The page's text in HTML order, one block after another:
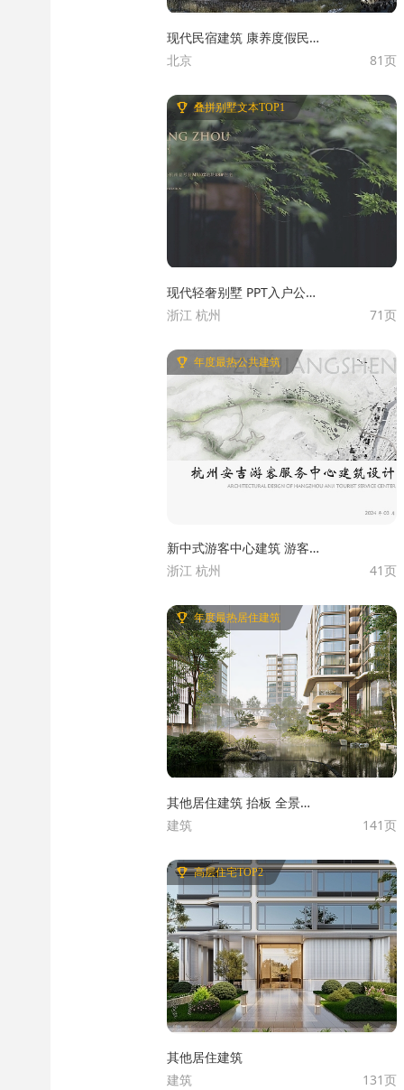
现代民宿建筑 康养度假民宿
酒店 艺术民宿建筑 乡村民
宿建筑 山地度假名宿酒店
阿那亚民宿酒店
北京 81页
叠拼别墅文本TOP1
现代轻奢别墅 PPT入户公区
别墅豪宅概念方案 杭州壹号
院豪宅 豪宅项目规划方案
浙江 杭州 71页
年度最热公共建筑
新中式游客中心建筑 游客中
心设计 文旅中心
浙江 杭州 41页
年度最热居住建筑
其他居住建筑 抬板 全景舱
示范区 下沉会所 超架空底
盘
建筑 141页
高层住宅TOP2
其他居住建筑
建筑
131页